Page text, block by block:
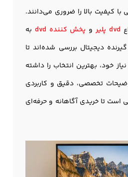
کیفیت بالا را ضروری می‌دانند.
dvd پلیر و پخش کننده dvd
به
ديجيتال بررسی شده‌اند تا
خود، بهترین انتخاب را داشته
تخصصی، دقیق و کاربردی
است تا خریدی آگاهانه و حرفه‌ای